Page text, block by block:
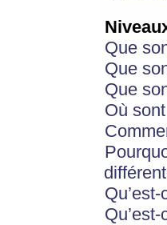
Que
Que
Que
Où
Qu’est-